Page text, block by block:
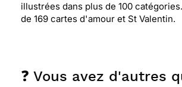
illustrées dans plus de 100
de 169 cartes d'amour et St Valentin.
❓ Vous avez d'autres